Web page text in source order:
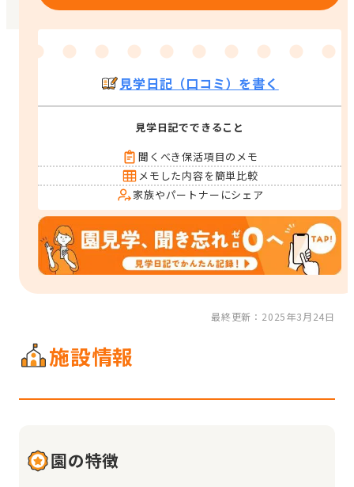
見学日記（口コミ）を書く
見学日記でできること
聞くべき保活項目のメモ
メモした内容を簡単比較
家族やパートナーにシェア
最終更新：2025年3月24日
施設情報
園の特徴